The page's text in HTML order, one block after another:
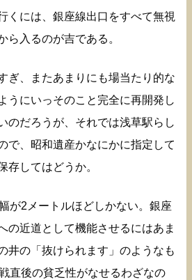
くには、銀座線出口をすべて無視
ら入るのが吉である。
ぎ、またあまりにも場当たり的な
うにいっそのこと完全に再開発し
のだろうが、それでは浅草駅らし
で、昭和遺産かなにかに指定して
存してはどうか。
が2メートルほどしかない。銀座
の近道として機能させるにはあま
井の「抜けられます」のようなも
直後の貧乏性がなせるわざなの